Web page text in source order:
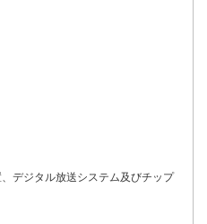
デジタル放送システム及びチップ